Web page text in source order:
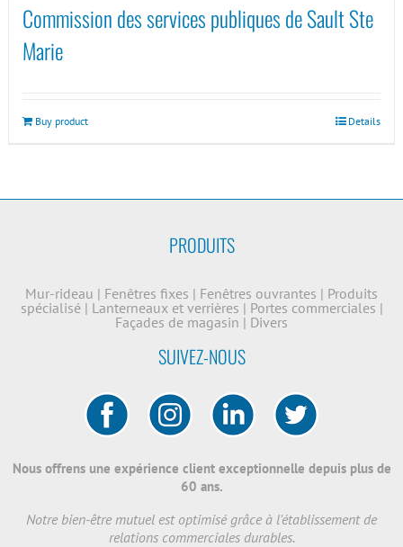
Commission des services publiques de Sault Ste
Marie
Buy product Details
PRODUITS
Mur-rideau | Fenêtres fixes | Fenêtres ouvrantes | Produits
spécialisé | Lanterneaux et verrières | Portes commerciales |
Façades de magasin | Divers
SUIVEZ-NOUS
Nous offrens une expérience client exceptionnelle depuis plus de
60 ans.
Notre bien-être mutuel est optimisé grâce à l'établissement de
relations commerciales durables.